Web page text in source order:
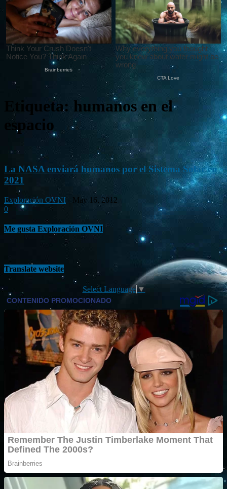
Etiqueta: humanos en el
espacio
La NASA enviará humanos por el Sistema Solar en
2021
Exploración OVNI - May 16, 2012
0
Me gusta Exploración OVNI
Translate website
Select Language ▼